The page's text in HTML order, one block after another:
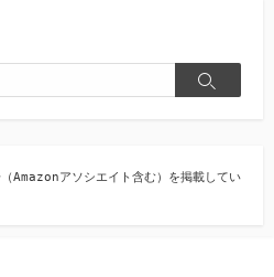
検
Amazonアソシエイト含む）を掲載してい